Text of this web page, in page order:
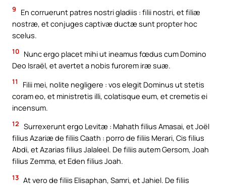
9
En corruerunt patres nostri gladiis : filii nostri, et filiæ
nostræ, et conjuges captivæ ductæ sunt propter hoc
scelus.
10 Nunc ergo placet mihi ut ineamus fœdus cum Domino
Deo Israël, et avertet a nobis furorem iræ suæ.
11
Filii mei, nolite negligere : vos elegit Dominus ut stetis
coram eo, et ministretis illi, colatisque eum, et cremetis ei
incensum.
12 Surrexerunt ergo Levitæ : Mahath filius Amasai, et Joël
filius Azariæ de filiis Caath : porro de filiis Merari, Cis filius
Abdi, et Azarias filius Jalaleel. De filiis autem Gersom, Joah
filius Zemma, et Eden filius Joah.
13 At vero de filiis Elisaphan, Samri, et Jahiel. De filiis